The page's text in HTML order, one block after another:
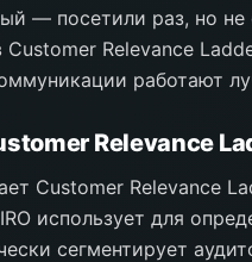
— посетили раз, но
Relevance
работают
Relevance
Customer Relevance
использует для
сегментирует